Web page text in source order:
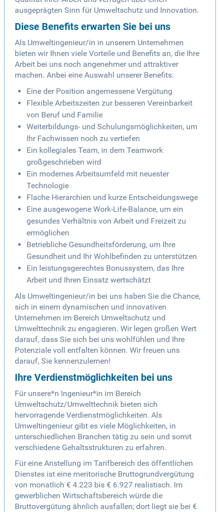
ausgeprägten Sinn für Umweltschutz und Innovation.
Diese Benefits erwarten Sie bei uns
Als Umweltingenieur/in in unserem Unternehmen
bieten wir Ihnen viele Vorteile und Benefits an, die Ihre
Arbeit bei uns noch angenehmer und attraktiver
machen. Anbei eine Auswahl unserer Benefits:
Eine der Position angemessene Vergütung
Flexible Arbeitszeiten zur besseren Vereinbarkeit
von Beruf und Familie
Weiterbildungs- und Schulungsmöglichkeiten, um
Ihr Fachwissen noch zu vertiefen
Ein kollegiales Team, in dem Teamwork
großgeschrieben wird
Ein modernes Arbeitsumfeld mit neuester
Technologie
Flache Hierarchien und kurze Entscheidungswege
Eine ausgewogene Work-Life-Balance, um ein
gesundes Verhältnis von Arbeit und Freizeit zu
ermöglichen
Betriebliche Gesundheitsförderung, um Ihre
Gesundheit und Ihr Wohlbefinden zu unterstützen
Ein leistungsgerechtes Bonussystem, das Ihre
Arbeit und Ihren Einsatz wertschätzt
Als Umweltingenieur/in bei uns haben Sie die Chance,
sich in einem dynamischen und innovativen
Unternehmen im Bereich Umweltschutz und
Umwelttechnik zu engagieren. Wir legen großen Wert
darauf, dass Sie sich bei uns wohlfühlen und Ihre
Potenziale voll entfalten können. Wir freuen uns
darauf, Sie kennenzulernen!
Ihre Verdienstmöglichkeiten bei uns
Für unsere*n Ingenieur*in im Bereich
Umweltschutz/Umwelttechnik bieten sich
hervorragende Verdienstmöglichkeiten. Als
Umweltingenieur gibt es viele Möglichkeiten, in
unterschiedlichen Branchen tätig zu sein und somit
verschiedene Gehaltsstrukturen zu erfahren.
Für eine Anstellung im Tarifbereich des öffentlichen
Dienstes ist eine meritorische Bruttogrundvergütung
von monatlich € 4.223 bis € 6.927 realistisch. Im
gewerblichen Wirtschaftsbereich würde die
Bruttovergütung ähnlich ausfallen; dort liegt sie bei €